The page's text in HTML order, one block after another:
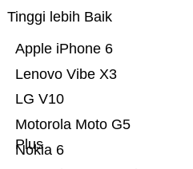
Tinggi lebih Baik
Nokia 6
Motorola Moto G5
Plus
LG V10
Lenovo Vibe X3
Apple iPhone 6